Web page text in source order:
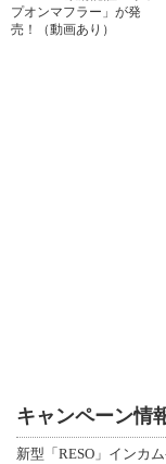
プオンマフラー」が発
売！（動画あり）
キャンペーン情